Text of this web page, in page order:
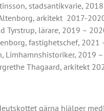
stadsantikvarie,
arkitekt 2017-
Tyrstrup, lärare, 2019 –
fastighetschef, 2021
Limhamnshistoriker, 2019 –
Thagaard, arkitekt
gärna hjälper